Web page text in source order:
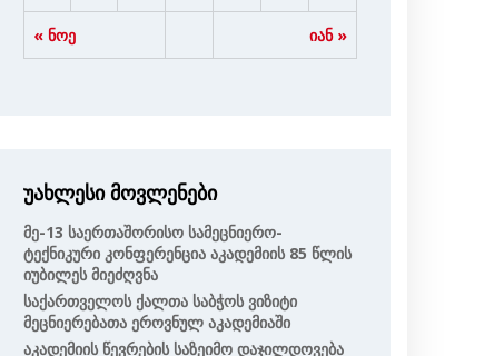
« ნოე იან »
უახლესი მოვლენები
Მე-13 Საერთაშორისო Სამეცნიერო-
Ტექნიკური Კონფერენცია Აკადემიის 85 Წლის
Იუბილეს Მიეძღვნა
Საქართველოს Ქალთა Საბჭოს Ვიზიტი
Მეცნიერებათა Ეროვნულ Აკადემიაში
Აკადემიის Წევრების Საზეიმო Დაჯილდოვება